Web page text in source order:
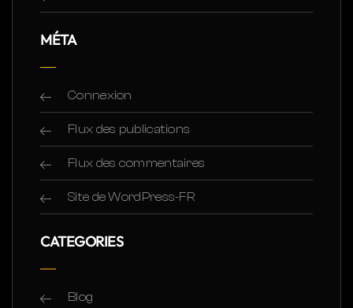
MÉTA
Connexion
Flux des publications
Flux des commentaires
Site de WordPress-FR
CATEGORIES
Blog